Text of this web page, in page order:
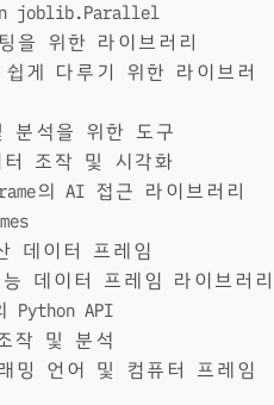
in joblib.Parallel
을 위한 라이브러리
게 다루기 위한 라이브러
분석을 위한 도구
터 조작 및 시각화
의 AI 접근 라이브러리
데이터 프레임
데이터 프레임 라이브러리
Python API
작 및 분석
밍 언어 및 컴퓨터 프레임